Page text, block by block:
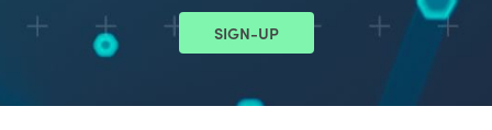
SIGN-UP